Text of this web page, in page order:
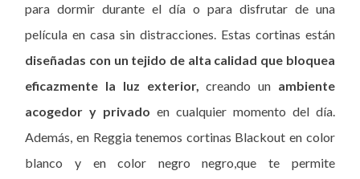
para dormir durante el día o para disfrutar de una
película en casa sin distracciones. Estas cortinas están
diseñadas con un tejido de alta calidad que bloquea
eficazmente la luz exterior, creando un ambiente
acogedor y privado en cualquier momento del día.
Además, en Reggia tenemos cortinas Blackout en color
blanco y en color negro negro,que te permite